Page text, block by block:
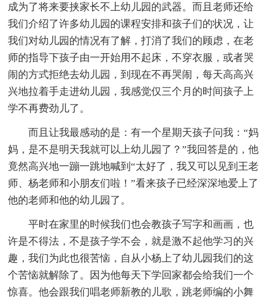
成为了将来要挟家长不上幼儿园的武器。而且老师还给
我们介绍了许多幼儿园的课程安排和孩子们的状况，让
我们对幼儿园的情况有了解，打消了我们的顾虑，在老
师的指导下孩子由一开始用不起床，不穿衣服，或者哭
闹的方式拒绝去幼儿园，到现在不再哭闹，每天高高兴
兴地拉着手走进幼儿园，我感觉仅三个月的时间孩子上
学不再费劲儿了。
而且让我最感动的是：有一个星期天孩子问我：“妈
妈，是不是明天我就可以上幼儿园了？”我回答是的，他
竟然高兴地一蹦一跳地喊到“太好了，我又可以见到王老
师、杨老师和小朋友们啦！”看来孩子已经深深地爱上了
他的老师和他的幼儿园了。
平时在家里的时候我们也会教孩子写字和画画，也
许是不得法，不是孩子学不会，就是激不起他学习的兴
趣，我们为此也很苦恼，自从小杨上了幼儿园我们的这
个苦恼就解除了。因为他每天下学回家都会给我们一个
惊喜。他会跟我们唱老师新教的儿歌，跳老师编的小舞